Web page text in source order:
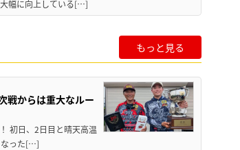
幅に向上している[…]
もっと見る
戦からは重大なルー
初日、2日目と晴天高温
なった[…]